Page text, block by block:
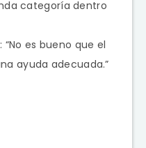
categoría dentro
“No es bueno que el
ayuda adecuada.”